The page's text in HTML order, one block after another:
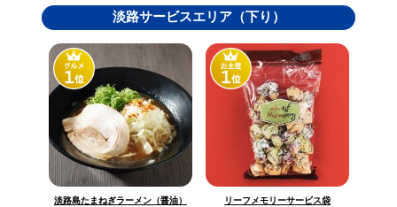
淡路サービスエリア（下り）
淡路島たまねぎラーメン（醤油） リーフメモリーサービス袋